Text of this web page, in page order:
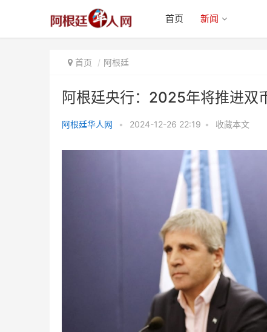
首页 新闻
首页 阿根廷
阿根廷央行：2025年将推进双
阿根廷华人网 • 2024-12-26 22:19 • 收藏本文